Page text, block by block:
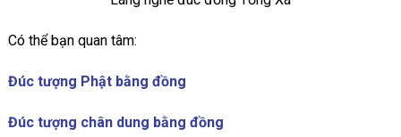
Có thể bạn quan tâm:
Đúc tượng Phật bằng đồng
Đúc tượng chân dung bằng đồng